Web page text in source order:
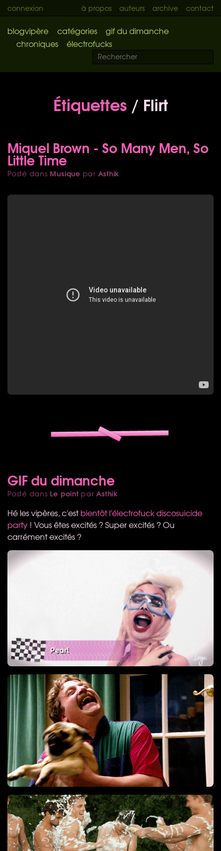
connexion à propos auteurs archive contact
blogvipère catégories
gif du dimanche
chroniques
électrofucks
Étiquettes/ Flirt
Miquel Brown - So Many Men, So
Little Time
Posté dans Musique par Asthik
GIF du dimanche
Posté dans Le point parAsthik
Hé les vipères, c'estbientôt l'électrofuck discosuicide
party ! Vous êtes excités ? Super excités ? Ou
carrément excités ?